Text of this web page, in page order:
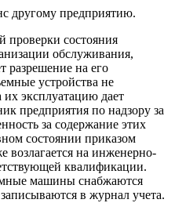
другому предприятию.
проверки состояния
обслуживания,
разрешение на его
устройства не
их эксплуатацию дает
предприятия по надзору за
за содержание этих
состоянии приказом
возлагается на инженерно-
квалификации.
машины снабжаются
в журнал учета.